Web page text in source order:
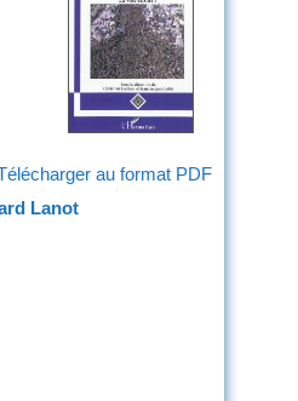
au format PDF
Lanot